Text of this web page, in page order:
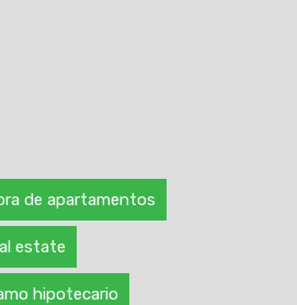
de apartamentos
estate
hipotecario